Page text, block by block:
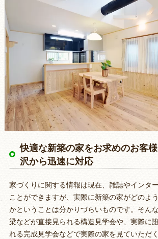
快適な新築の家をお求めのお客
沢から迅速に対応
家づくりに関する情報は現在、雑誌やインタ
ことができますが、実際に新築の家がどのよ
かということは分かりづらいものです。そん
梁などが直接見られる構造見学会や、実際に
れる完成見学会などで実際の家を見ていただ